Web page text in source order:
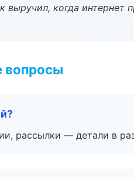
выручил, когда интернет
вопросы
рассылки — детали в